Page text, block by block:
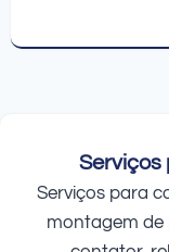
Serviços
Serviços para
montagem de